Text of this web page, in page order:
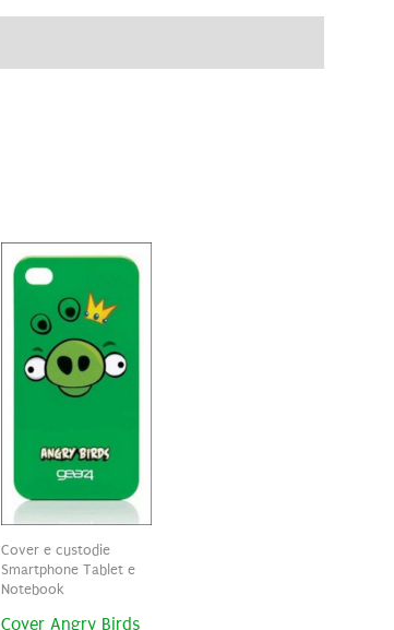
Cover e custodie
Smartphone Tablet e
Notebook
Cover Angry Birds